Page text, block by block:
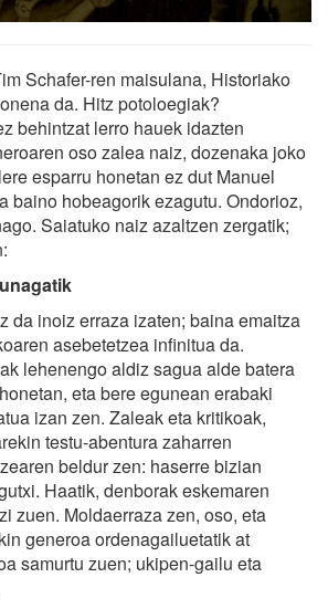
Schafer-ren maisulana, Historiako
da. Hitz potoloegiak?
behintzat lerro hauek idazten
oso zalea naiz, dozenaka joko
esparru honetan ez dut Manuel
baino hobeagorik ezagutu. Ondorioz,
Saiatuko naiz azaltzen zergatik;
da inoiz erraza izaten; baina emaitza
asebetetzea infinitua da.
lehenengo aldiz sagua alde batera
eta bere egunean erabaki
izan zen. Zaleak eta kritikoak,
testu-abentura zaharren
beldur zen: haserre bizian
Haatik, denborak eskemaren
zuen. Moldaerraza zen, oso, eta
generoa ordenagailuetatik at
samurtu zuen; ukipen-gailu eta